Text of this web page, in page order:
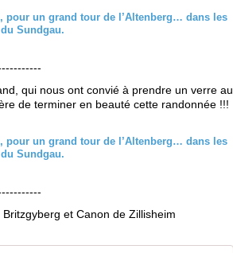
qui nous ont convié à prendre un verre au
de terminer en beauté cette randonnée !!!
et Canon de Zillisheim